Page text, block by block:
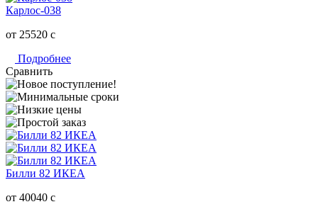
Карлос-038
от 25520 c
Подробнее
Сравнить
Билли 82 ИКЕА
от 40040 c